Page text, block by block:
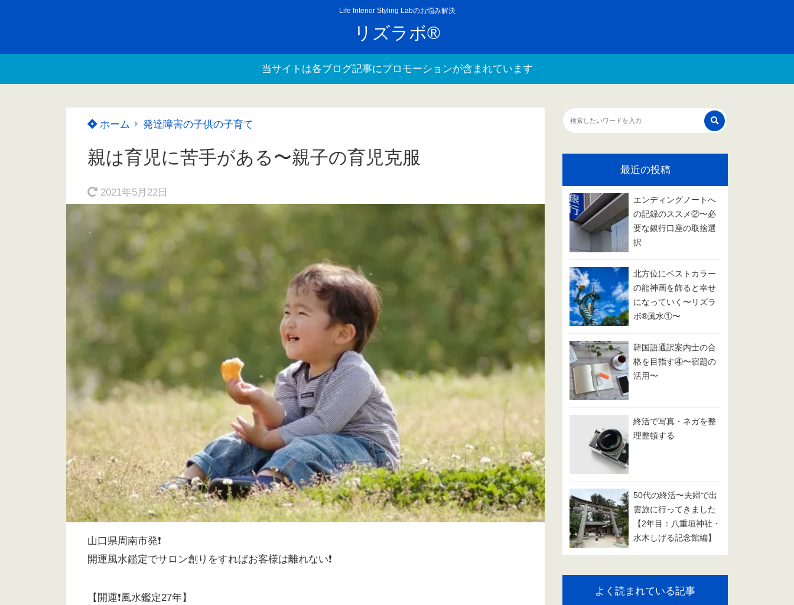
Life Interior Styling Labのお悩み解決
リズラボ®
当サイトは各ブログ記事にプロモーションが含まれています
ホーム 発達障害の子供の子育て
親は育児に苦手がある〜親子の育児克服
2021年5月22日
山口県周南市発❗️
開運風水鑑定でサロン創りをすればお客様は離れない❗️
【開運❗️風水鑑定27年】
最近の投稿
エンディングノートへ
の記録のススメ②〜必
要な銀行口座の取捨選
択
北方位にベストカラー
の龍神画を飾ると幸せ
になっていく〜リズラ
ボ®️風水①〜
韓国語通訳案内士の合
格を目指す④〜宿題の
活用〜
終活で写真・ネガを整
理整頓する
50代の終活〜夫婦で出
雲旅に行ってきました
【2年目：八重垣神社・
水木しげる記念館編】
よく読まれている記事